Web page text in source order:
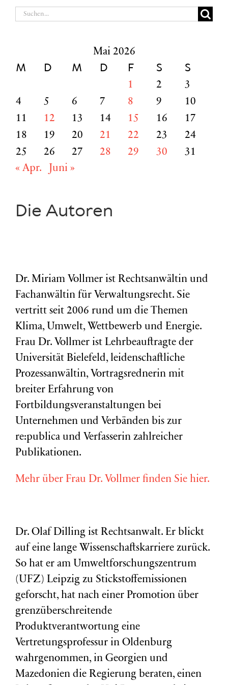
Suche
Mai 2026
M D M D F S S
1 2
3
4
5 6 7 8 9
10
11
12 13 14 15 16
17
18
19 20 21 22 23
24
25
26 27 28 29 30
31
« Apr.
Juni »
Die Autoren
Dr. Miriam Vollmer ist Rechtsanwältin und
Fachanwältin für Verwaltungsrecht. Sie
vertritt seit 2006 rund um die Themen
Klima, Umwelt, Wettbewerb und Energie.
Frau Dr. Vollmer ist Lehrbeauftragte der
Universität Bielefeld, leidenschaftliche
Prozessanwältin, Vortragsrednerin mit
breiter Erfahrung von
Fortbildungsveranstaltungen bei
Unternehmen und Verbänden bis zur
re:publica und Verfasserin zahlreicher
Publikationen.
Mehr über Frau Dr. Vollmer finden Sie hier.
Dr. Olaf Dilling ist Rechtsanwalt. Er blickt
auf eine lange Wissenschaftskarriere zurück.
So hat er am Umweltforschungszentrum
(UFZ) Leipzig zu Stickstoffemissionen
geforscht, hat nach einer Promotion über
grenzüberschreitende
Produktverantwortung eine
Vertretungsprofessur in Oldenburg
wahrgenommen, in Georgien und
Mazedonien die Regierung beraten, einen